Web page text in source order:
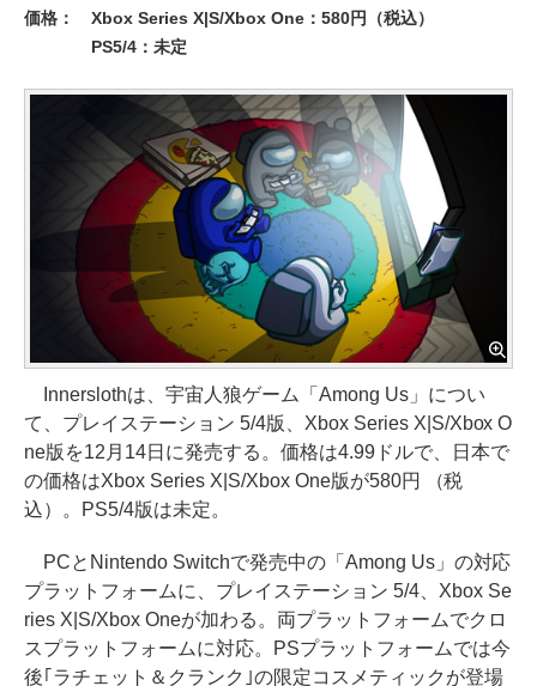
価格：
Xbox Series X|S/Xbox One：580円（税込）
PS5/4：未定
Innerslothは、宇宙人狼ゲーム「Among Us」につい
て、プレイステーション 5/4版、Xbox Series X|S/Xbox O
ne版を12月14日に発売する。価格は4.99ドルで、日本で
の価格はXbox Series X|S/Xbox One版が580円 （税
込）。PS5/4版は未定。
PCとNintendo Switchで発売中の「Among Us」の対応
プラットフォームに、プレイステーション 5/4、Xbox Se
ries X|S/Xbox Oneが加わる。両プラットフォームでクロ
スプラットフォームに対応。PSプラットフォームでは今
後｢ラチェット＆クランク｣の限定コスメティックが登場